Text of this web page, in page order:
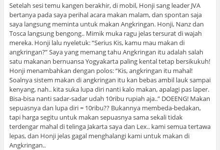
Setelah sesi temu kangen berakhir, di mobil, Honji sang leader JVA
bertanya pada saya perihal acara makan malam, dan spontan saja
saya langsung meminta untuk makan Angkringan. Honji, Nanz dan
Tosca langsung bengong.. Mimik muka ragu jelas tersurat di wajah
mereka. Honji lalu nyeletuk: “Serius Kis, kamu mau makan di
angkringan?” Saya yang memang tahu Angkringan itu adalah salah
satu makanan bernuansa Yogyakarta paling kental tetap bersikukuh!
Honji menambahkan dengan polos: “Kis, angkringan itu mahal!
Soalnya sistem makan di angkringan itu kan bebas ambil lauk sampai
kenyang, nah.. kita suka lupa diri nanti kalo makan, apalagi pas laper.
Bisa-bisa nanti sadar-sadar udah 10ribu rupiah aja..” DOEENG! Makan
sepuasnya dan lupa diri = 10ribu?? Bukannya membeda-bedakan,
tapi harga segitu untuk makan sepuasnya sama sekali tidak
terdengar mahal di telinga Jakarta saya dan Lex.. kami semua tertawa
lepas, dan Honji jelas gagal menghalangi kami untuk makan di
Angkringan..